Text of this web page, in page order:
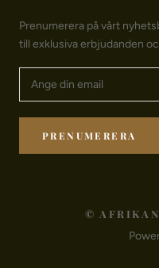
Prenumerera på vårt
till exklusiva erbjudanden
PRENUMERERA
©